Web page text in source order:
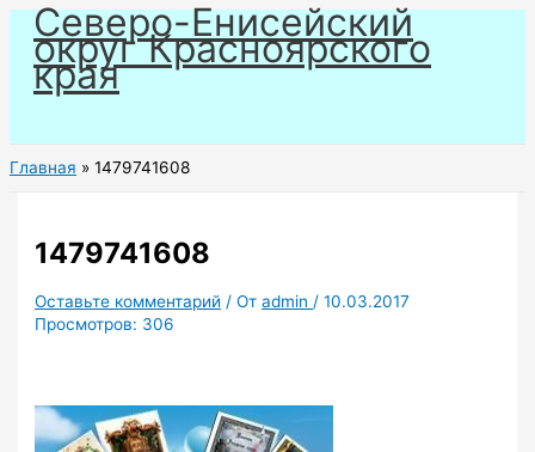
Перейти
содержимому
Северо-Енисейский
округ Красноярского
края
Главная 1479741608
1479741608
Оставьте комментарий / Отadmin /10.03.2017
Просмотров: 306